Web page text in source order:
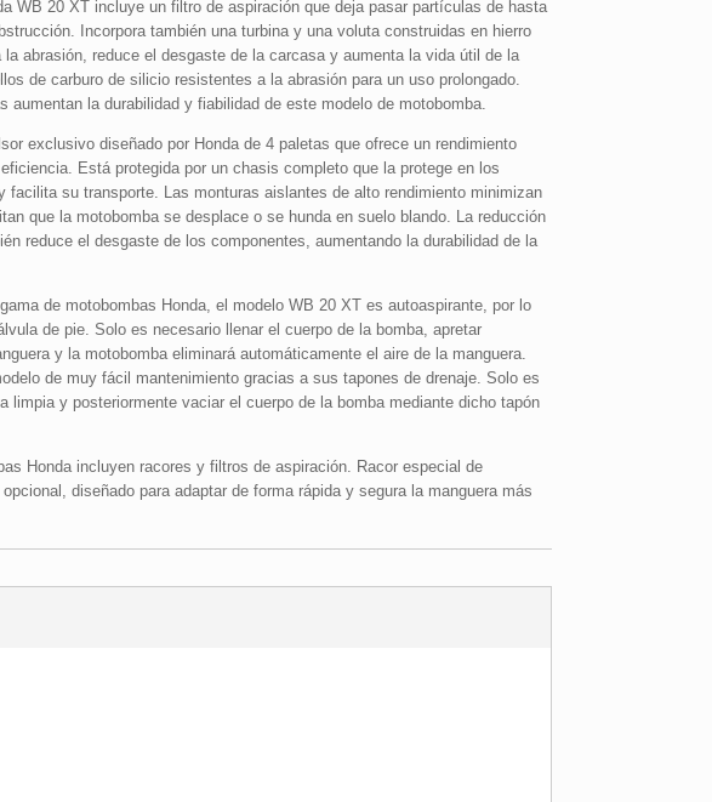
WB 20 XT incluye un filtro de aspiración que deja pasar partículas de hasta
Incorpora también una turbina y una voluta construidas en hierro
abrasión, reduce el desgaste de la carcasa y aumenta la vida útil de la
de carburo de silicio resistentes a la abrasión para un uso prolongado.
aumentan la durabilidad y fiabilidad de este modelo de motobomba.
exclusivo diseñado por Honda de 4 paletas que ofrece un rendimiento
Está protegida por un chasis completo que la protege en los
facilita su transporte. Las monturas aislantes de alto rendimiento minimizan
que la motobomba se desplace o se hunda en suelo blando. La reducción
reduce el desgaste de los componentes, aumentando la durabilidad de la
de motobombas Honda, el modelo WB 20 XT es autoaspirante, por lo
de pie. Solo es necesario llenar el cuerpo de la bomba, apretar
y la motobomba eliminará automáticamente el aire de la manguera.
de muy fácil mantenimiento gracias a sus tapones de drenaje. Solo es
limpia y posteriormente vaciar el cuerpo de la bomba mediante dicho tapón
Honda incluyen racores y filtros de aspiración. Racor especial de
diseñado para adaptar de forma rápida y segura la manguera más